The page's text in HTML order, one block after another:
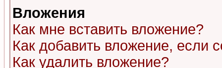
Вложения
Как мне вставить вложение?
Как добавить вложение, если
Как удалить вложение?